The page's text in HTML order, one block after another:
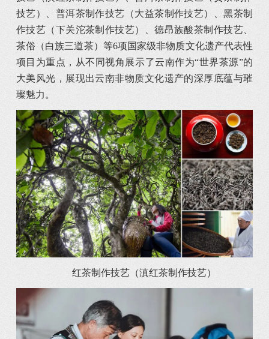
技艺）、普洱茶制作技艺（大益茶制作技艺）、黑茶制
作技艺（下关沱茶制作技艺）、德昂族酸茶制作技艺、
茶俗（白族三道茶）等6项国家级非物质文化遗产代表性
项目为重点，从不同视角展示了云南作为“世界茶源”的
大美风光，展现出云南非物质文化遗产的深厚底蕴与璀
璨魅力。
红茶制作技艺（滇红茶制作技艺）